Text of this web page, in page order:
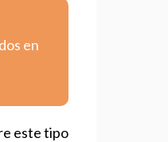
en
este tipo